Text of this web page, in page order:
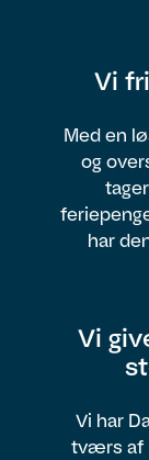
Vi
Med en
og
har
Vi
Vi har
tværs af